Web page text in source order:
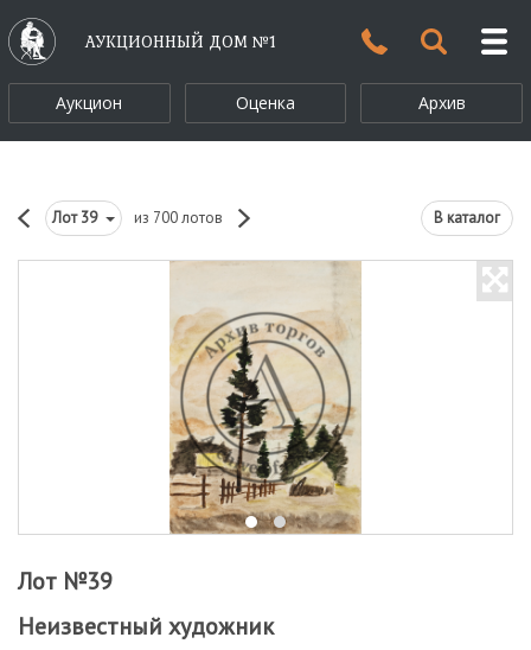
АУКЦИОННЫЙ ДОМ №1
Аукцион Оценка Архив
Лот39 из 700 лотов В каталог
Лот №39
Неизвестный художник